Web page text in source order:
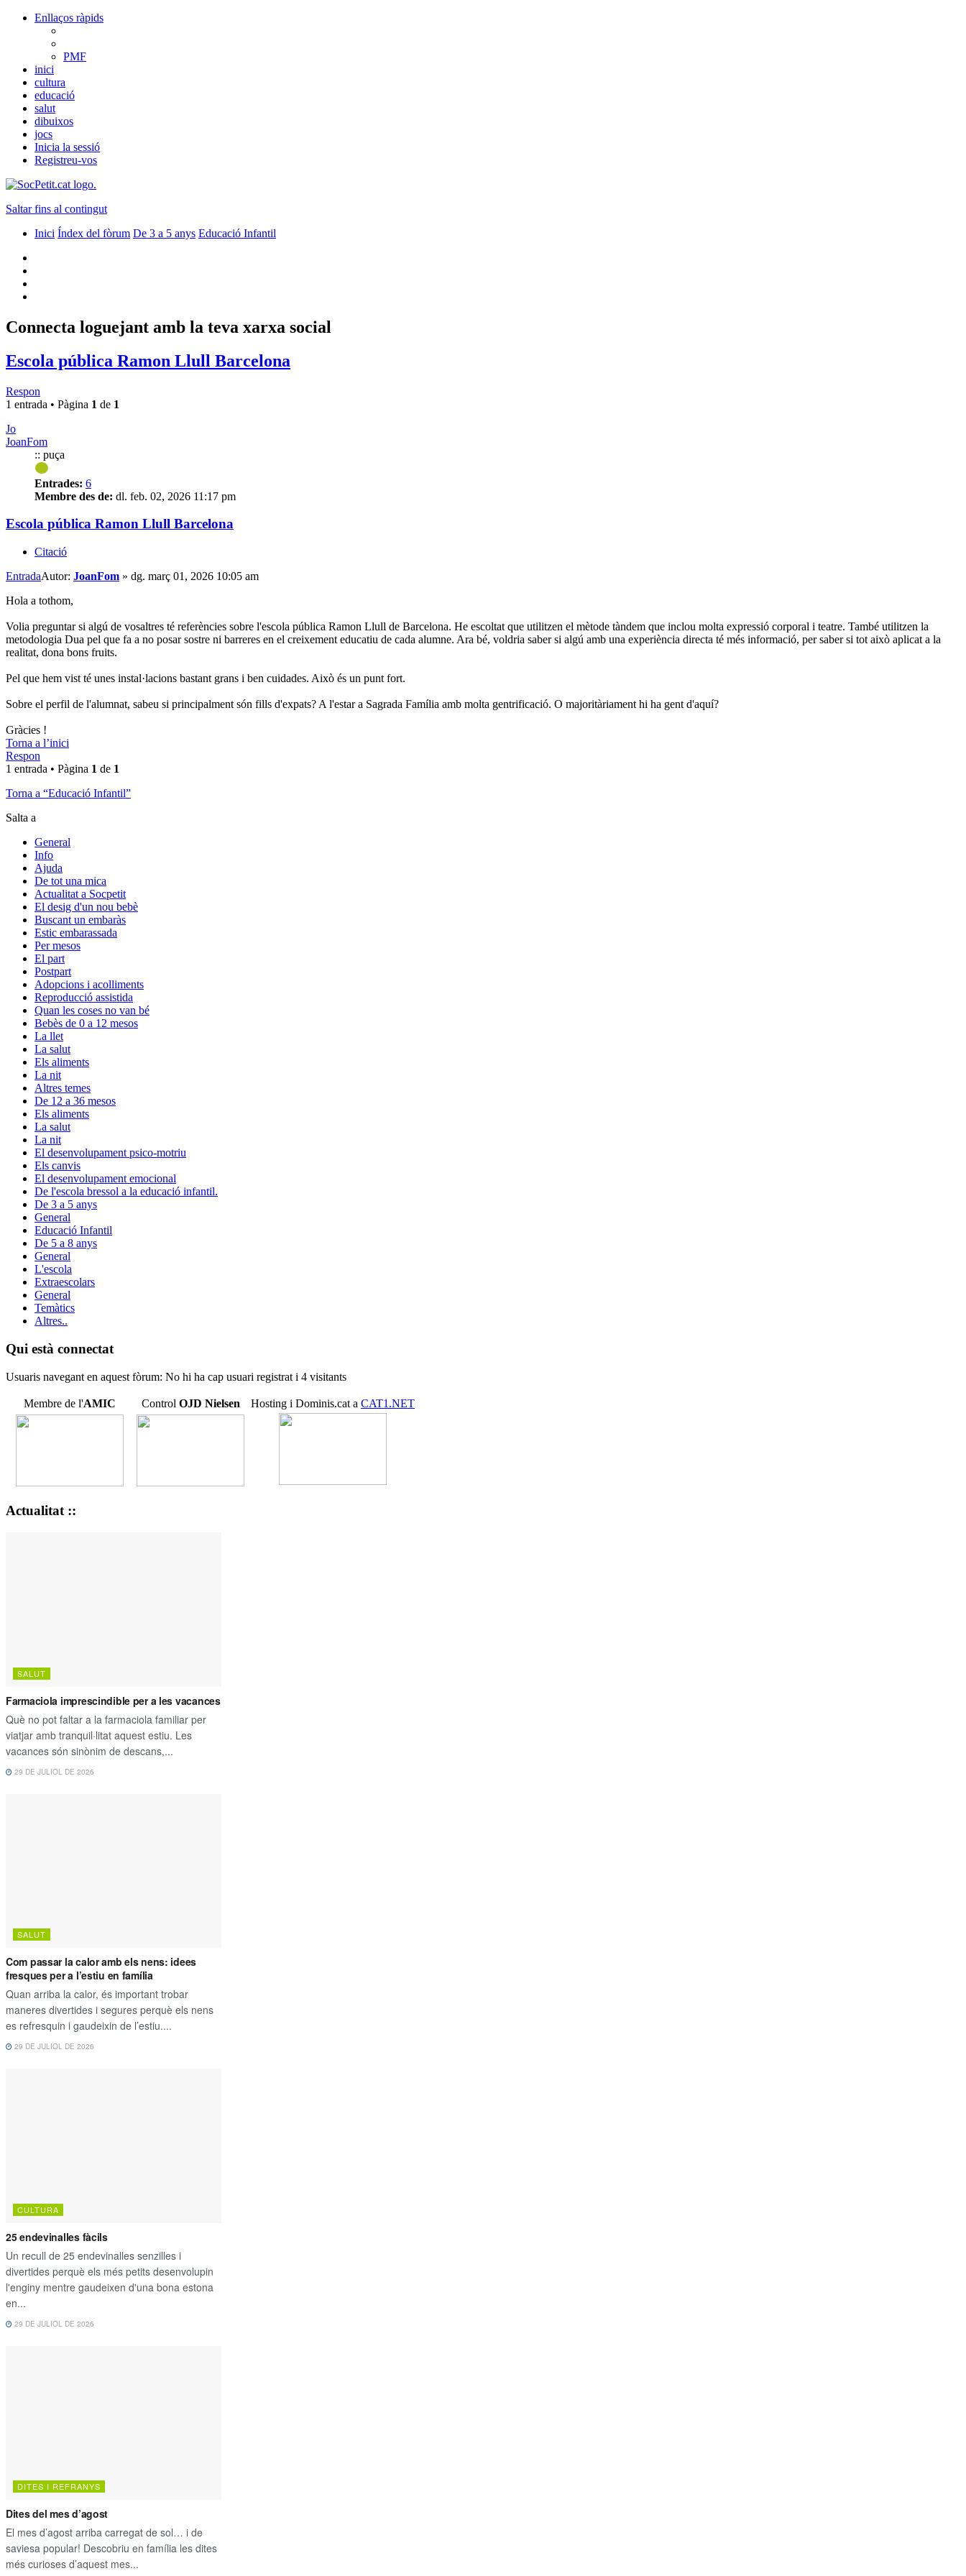
Enllaços ràpids
PMF
inici
cultura
educació
salut
dibuixos
jocs
Inicia la sessió
Registreu-vos
Saltar fins al contingut
Inici Índex del fòrum De 3 a 5 anys Educació Infantil
Connecta loguejant amb la teva xarxa social
Escola pública Ramon Llull Barcelona
Respon
1 entrada • Pàgina 1 de 1
Jo
JoanFom
:: puça
Entrades: 6
Membre des de: dl. feb. 02, 2026 11:17 pm
Escola pública Ramon Llull Barcelona
Citació
EntradaAutor: JoanFom » dg. març 01, 2026 10:05 am
Hola a tothom,
Volia preguntar si algú de vosaltres té referències sobre l'escola pública Ramon Llull de Barcelona. He escoltat que utilitzen el mètode tàndem que inclou molta expressió corporal i teatre. També utilitzen la
metodologia Dua pel que fa a no posar sostre ni barreres en el creixement educatiu de cada alumne. Ara bé, voldria saber si algú amb una experiència directa té més informació, per saber si tot això aplicat a la
realitat, dona bons fruits.
Pel que hem vist té unes instal·lacions bastant grans i ben cuidades. Això és un punt fort.
Sobre el perfil de l'alumnat, sabeu si principalment són fills d'expats? A l'estar a Sagrada Família amb molta gentrificació. O majoritàriament hi ha gent d'aquí?
Gràcies !
Torna a l’inici
Respon
1 entrada • Pàgina 1 de 1
Torna a “Educació Infantil”
Salta a
General
Info
Ajuda
De tot una mica
Actualitat a Socpetit
El desig d'un nou bebè
Buscant un embaràs
Estic embarassada
Per mesos
El part
Postpart
Adopcions i acolliments
Reproducció assistida
Quan les coses no van bé
Bebès de 0 a 12 mesos
La llet
La salut
Els aliments
La nit
Altres temes
De 12 a 36 mesos
Els aliments
La salut
La nit
El desenvolupament psico-motriu
Els canvis
El desenvolupament emocional
De l'escola bressol a la educació infantil.
De 3 a 5 anys
General
Educació Infantil
De 5 a 8 anys
General
L'escola
Extraescolars
General
Temàtics
Altres..
Qui està connectat
Usuaris navegant en aquest fòrum: No hi ha cap usuari registrat i 4 visitants
Membre de l'AMIC Control OJD Nielsen Hosting i Dominis.cat a CAT1.NET
Actualitat ::